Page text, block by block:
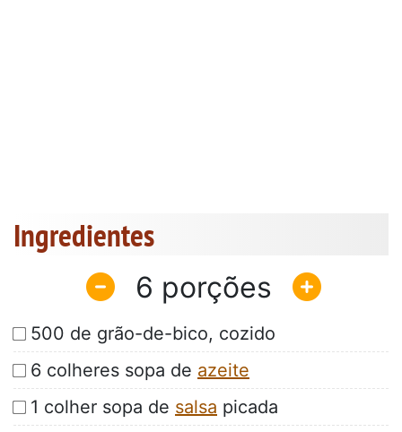
Ingredientes
6
500 de grão-de-bico, cozido
6 colheres sopa de azeite
1 colher sopa de salsa picada